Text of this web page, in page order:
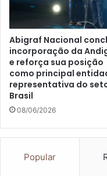
Abigraf Nacional
incorporação da
e reforça sua posição
como principal
representativa do
Brasil
08/06/2026
Popular